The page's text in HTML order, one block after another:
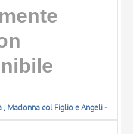
, Madonna col Figlio e Angeli -